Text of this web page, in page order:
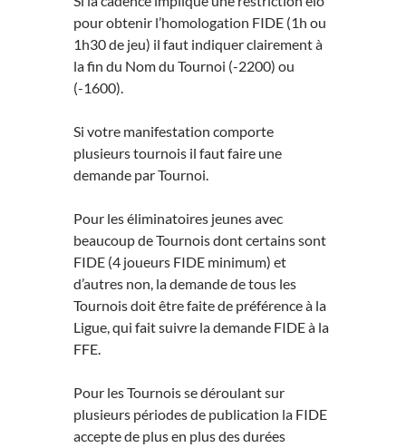
pour obtenir l’homologation FIDE (1h ou
1h30 de jeu) il faut indiquer clairement à
la fin du Nom du Tournoi (-2200) ou
(-1600).
Si votre manifestation comporte
plusieurs tournois il faut faire une
demande par Tournoi.
Pour les éliminatoires jeunes avec
beaucoup de Tournois dont certains sont
FIDE (4 joueurs FIDE minimum) et
d’autres non, la demande de tous les
Tournois doit être faite de préférence à la
Ligue, qui fait suivre la demande FIDE à la
FFE.
Pour les Tournois se déroulant sur
plusieurs périodes de publication la FIDE
accepte de plus en plus des durées